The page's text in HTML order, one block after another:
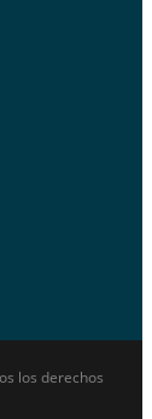
los derechos